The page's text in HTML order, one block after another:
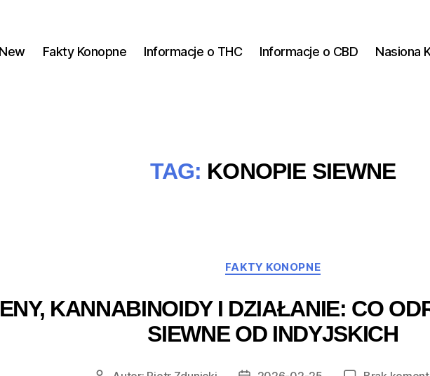
New Fakty Konopne Informacje o THC Informacje o CBD Nasiona
TAG: KONOPIE SIEWNE
Kategorie
FAKTY KONOPNE
KANNABINOIDY I DZIAŁANIE: CO
SIEWNE OD INDYJSKICH